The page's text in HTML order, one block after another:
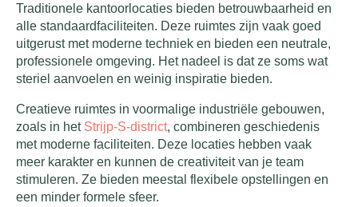
Traditionele kantoorlocaties bieden betrouwbaarheid en
alle standaardfaciliteiten. Deze ruimtes zijn vaak goed
uitgerust met moderne techniek en bieden een neutrale,
professionele omgeving. Het nadeel is dat ze soms wat
steriel aanvoelen en weinig inspiratie bieden.
Creatieve ruimtes in voormalige industriële gebouwen,
zoals in het Strijp-S-district, combineren geschiedenis
met moderne faciliteiten. Deze locaties hebben vaak
meer karakter en kunnen de creativiteit van je team
stimuleren. Ze bieden meestal flexibele opstellingen en
een minder formele sfeer.